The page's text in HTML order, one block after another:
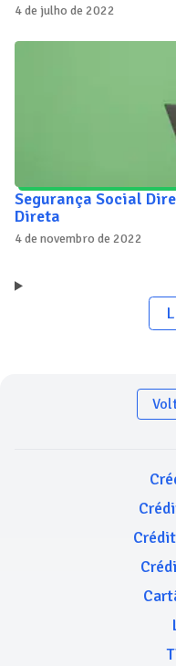
4 de julho de 2022
Segurança Social
Direta
4 de novembro de 2022